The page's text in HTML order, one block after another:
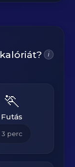
kalóriát? i
🏃
Futás
3 perc